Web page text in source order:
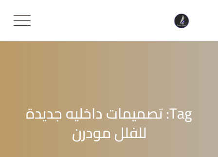
Tag: تصميمات داخليه جديدة
للفلل مودرن